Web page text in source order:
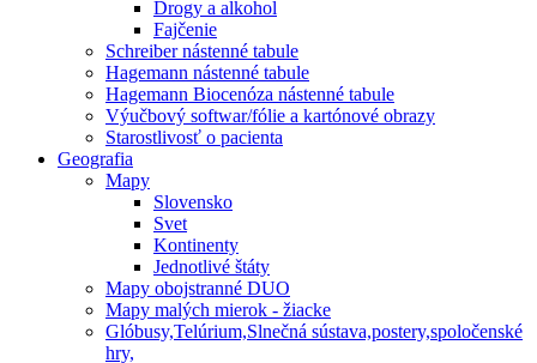
Drogy a alkohol
Fajčenie
Schreiber nástenné tabule
Hagemann nástenné tabule
Hagemann Biocenóza nástenné tabule
Výučbový softwar/fólie a kartónové obrazy
Starostlivosť o pacienta
Geografia
Mapy
Slovensko
Svet
Kontinenty
Jednotlivé štáty
Mapy obojstranné DUO
Mapy malých mierok - žiacke
Glóbusy,Telúrium,Slnečná sústava,postery,spoločenské
hry,